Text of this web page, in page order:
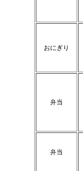
おにぎり
弁当
弁当